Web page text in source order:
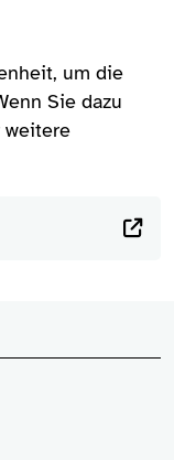
um die
Sie dazu
weitere